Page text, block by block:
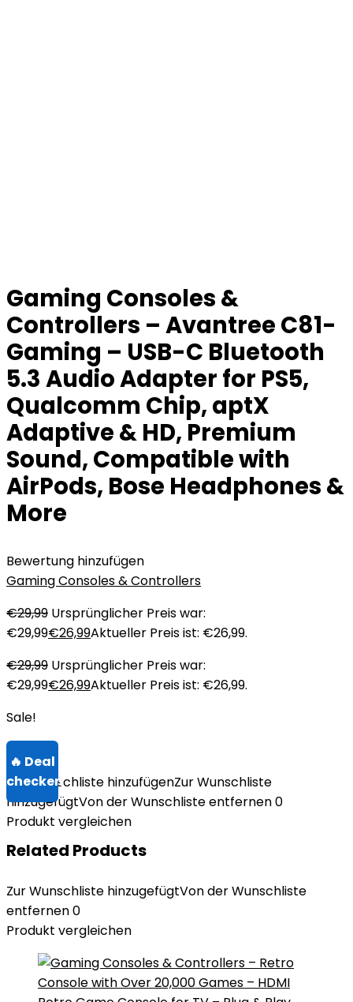
Gaming Consoles &
Controllers – Avantree C81-
Gaming – USB-C Bluetooth
5.3 Audio Adapter for PS5,
Qualcomm Chip, aptX
Adaptive & HD, Premium
Sound, Compatible with
AirPods, Bose Headphones &
More
Bewertung hinzufügen
Gaming Consoles & Controllers
€29,99 Ursprünglicher Preis war:
€29,99€26,99Aktueller Preis ist: €26,99.
€29,99 Ursprünglicher Preis war:
€29,99€26,99Aktueller Preis ist: €26,99.
Sale!
Zur Wunschliste hinzufügenZur Wunschliste
hinzugefügtVon der Wunschliste entfernen0
Produkt vergleichen
Related Products
Zur Wunschliste hinzugefügtVon der Wunschliste
entfernen0
Produkt vergleichen